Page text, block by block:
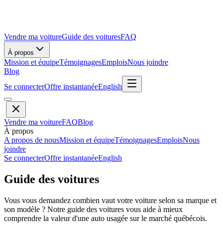
Vendre ma voitureGuide des voituresFAQ
À propos
Mission et équipeTémoignagesEmploisNous joindre
Blog
Se connecterOffre instantanéeEnglish
Vendre ma voitureFAQBlog
À propos
A propos de nousMission et équipeTémoignagesEmploisNous
joindre
Se connecterOffre instantanéeEnglish
Guide des voitures
Vous vous demandez combien vaut votre voiture selon sa marque et
son modèle ? Notre guide des voitures vous aide à mieux
comprendre la valeur d'une auto usagée sur le marché québécois.